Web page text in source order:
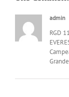
admin
RGD